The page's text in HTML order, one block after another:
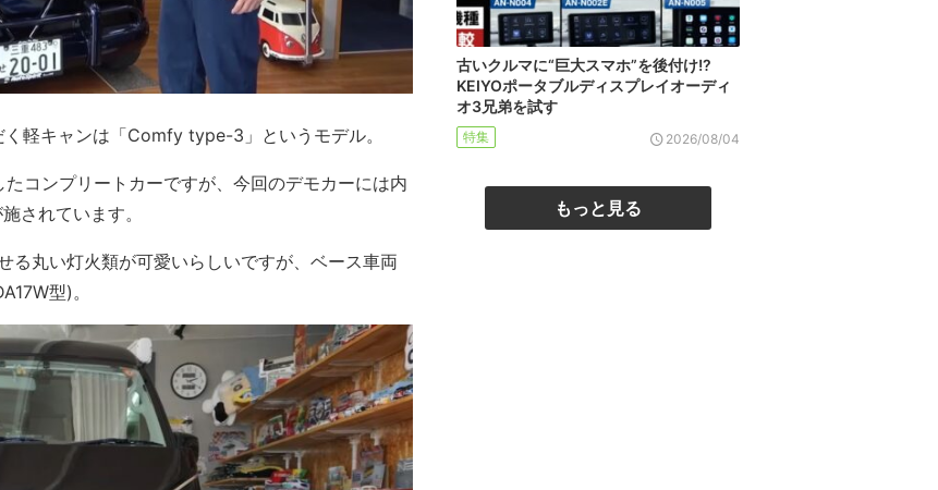
軽キャンは「Comfy type-3」というモデル。
コンプリートカーですが、今回のデモカーには内
されています。
る丸い灯火類が可愛いらしいですが、ベース車両
型)。
古いクルマに“巨大スマホ”を後付け!?
KEIYOポータブルディスプレイオーディ
オ3兄弟を試す
特集 2026/08/04
もっと見る